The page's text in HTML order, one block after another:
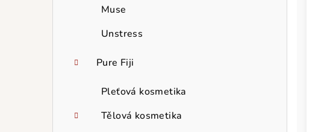
Muse
Unstress
Pure Fiji
Pleťová kosmetika
Tělová kosmetika